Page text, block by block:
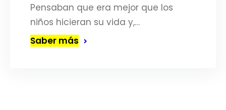
Pensaban que era mejor que los
niños hicieran su vida y,…
Saber más